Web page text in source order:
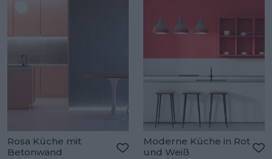
Rosa Küche mit
Betonwand
Moderne Küche in Rot
und Weiß